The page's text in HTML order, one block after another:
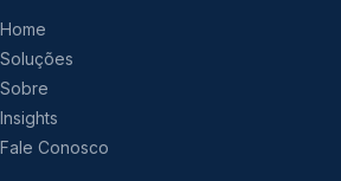
Home
Soluções
Sobre
Insights
Fale Conosco